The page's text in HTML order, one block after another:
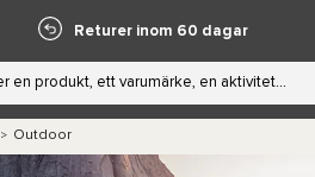
Returer inom 60 dagar
> Outdoor